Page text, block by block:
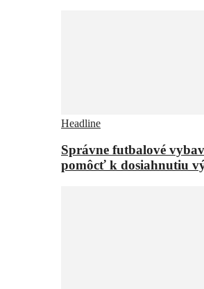
Headline
Správne futbalové
pomôcť k dosiahnutiu